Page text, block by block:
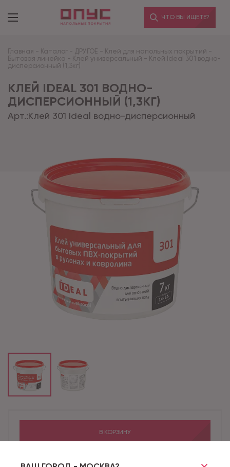
ЧТО ВЫ ИЩЕТЕ?
Главная - Каталог - ДРУГОЕ - Клей для напольных покрытий -
Бытовая линейка - Клей универсальный - Клей Ideal 301 водно-
дисперсионный (1,3кг)
КЛЕЙ IDEAL 301 ВОДНО-
ДИСПЕРСИОННЫЙ (1,3КГ)
Арт.:Клей 301 Ideal водно-дисперсионный
В КОРЗИНУ